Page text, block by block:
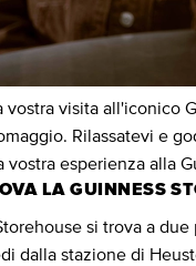
vostra visita all'iconico
Rilassatevi e
vostra esperienza alla
LA GUINNESS
si trova a
dalla stazione di